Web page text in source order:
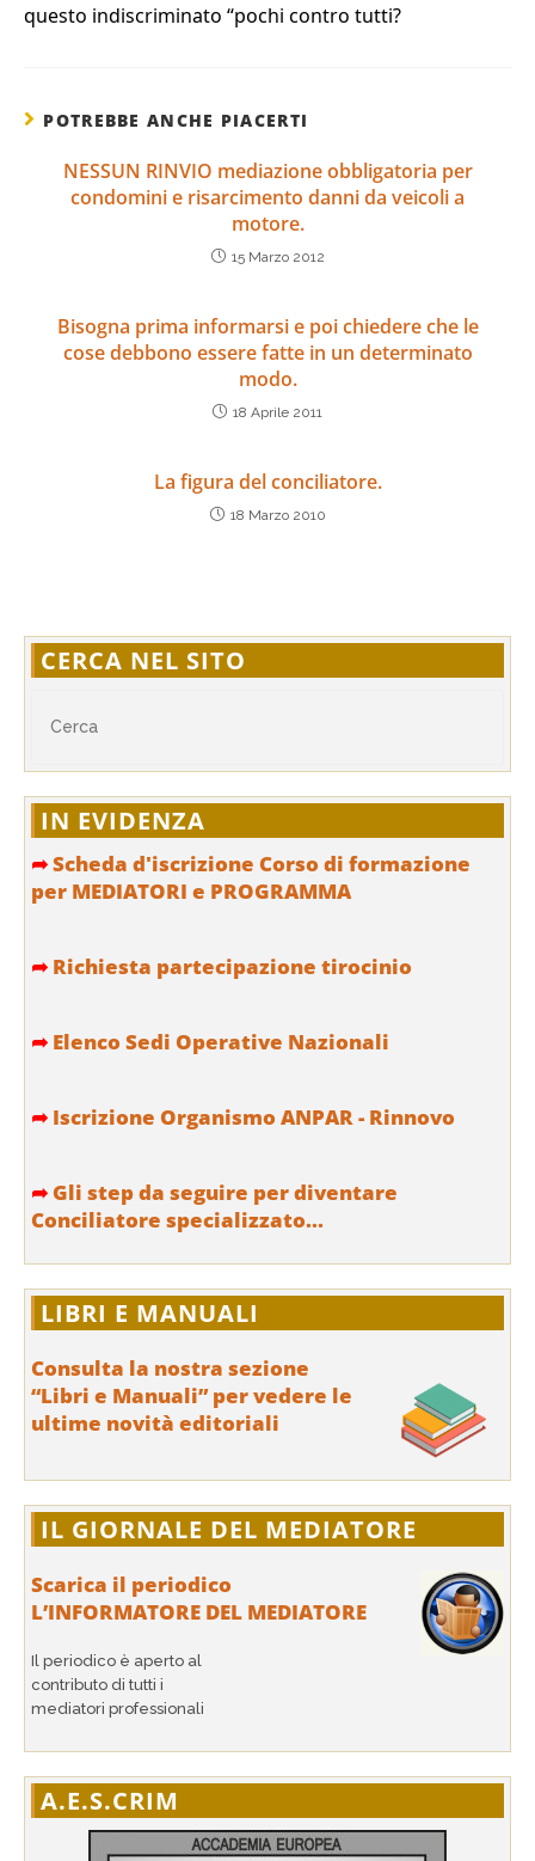
questo indiscriminato “pochi contro tutti?
POTREBBE ANCHE PIACERTI
NESSUN RINVIO mediazione obbligatoria per
condomini e risarcimento danni da veicoli a
motore.
15 Marzo 2012
Bisogna prima informarsi e poi chiedere che le
cose debbono essere fatte in un determinato
modo.
18 Aprile 2011
La figura del conciliatore.
18 Marzo 2010
CERCA NEL SITO
IN EVIDENZA
➦Scheda d'iscrizione Corso di formazione
per MEDIATORI e PROGRAMMA
➦ Richiesta partecipazione tirocinio
➦ Elenco Sedi Operative Nazionali
➦ Iscrizione Organismo ANPAR - Rinnovo
➦ Gli step da seguire per diventare
Conciliatore specializzato...
LIBRI E MANUALI
Consulta la nostra sezione
“Libri e Manuali” per vedere le
ultime novità editoriali
IL GIORNALE DEL MEDIATORE
Scarica il periodico
L’INFORMATORE DEL MEDIATORE
Il periodico è aperto al
contributo di tutti i
mediatori professionali
A.E.S.CRIM